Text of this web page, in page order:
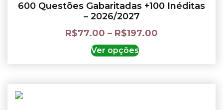
600 Questões Gabaritadas +100 Inéditas
– 2026/2027
R$77.00 – R$197.00
Ver opções